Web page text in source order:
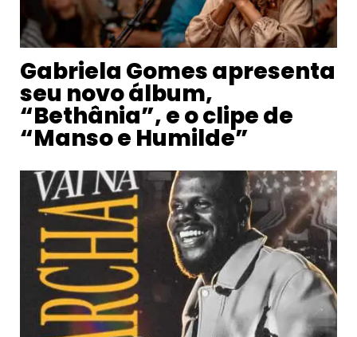
Gabriela Gomes apresenta
seu novo álbum,
“Bethânia”, e o clipe de
“Manso e Humilde”